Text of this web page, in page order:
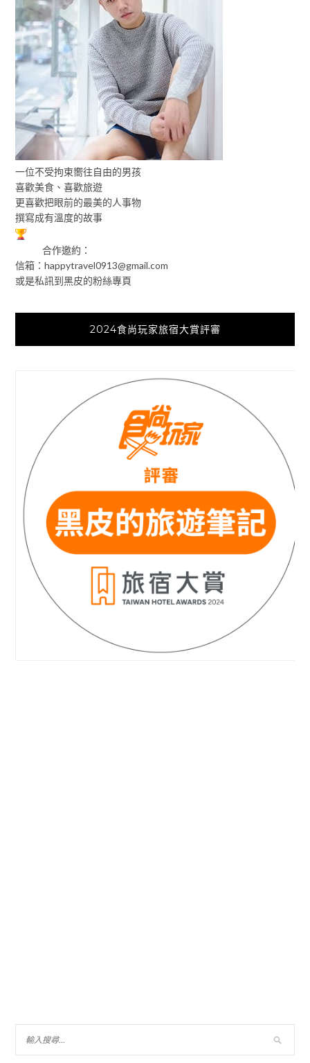
一位不受拘束嚮往自由的男孩
喜歡美食、喜歡旅遊
更喜歡把眼前的最美的人事物
撰寫成有溫度的故事
合作邀約：
信箱：happytravel0913@gmail.com
或是私訊到黑皮的粉絲專頁
2024食尚玩家旅宿大賞評審